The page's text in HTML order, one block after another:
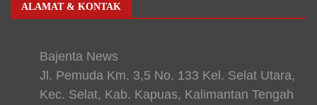
ALAMAT & KONTAK
Bajenta News
Jl. Pemuda Km. 3,5 No. 133 Kel. Selat Utara,
Kec. Selat, Kab. Kapuas, Kalimantan Tengah